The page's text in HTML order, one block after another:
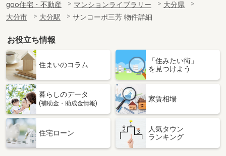
goo住宅・不動産 マンションライブラリー
大分県
大分市
大分駅 サンコーポ三芳 物件詳細
お役立ち情報
住まいのコラム
「住みたい街」
を見つけよう
暮らしのデータ
(補助金・助成金情報)
家賃相場
住宅ローン
人気タウン
ランキング